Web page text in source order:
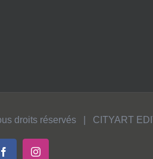
droits réservés | CITYART
FacebookInstagram